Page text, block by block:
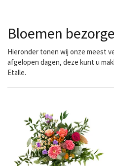
Bloemen
Hieronder tonen wij onze meest
afgelopen dagen, deze kunt u
Etalle.